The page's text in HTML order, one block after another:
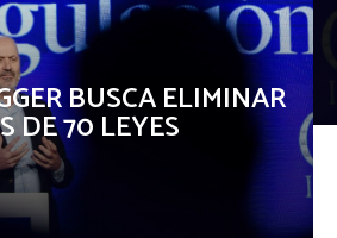
BUSCA ELIMINAR
DE 70 LEYES